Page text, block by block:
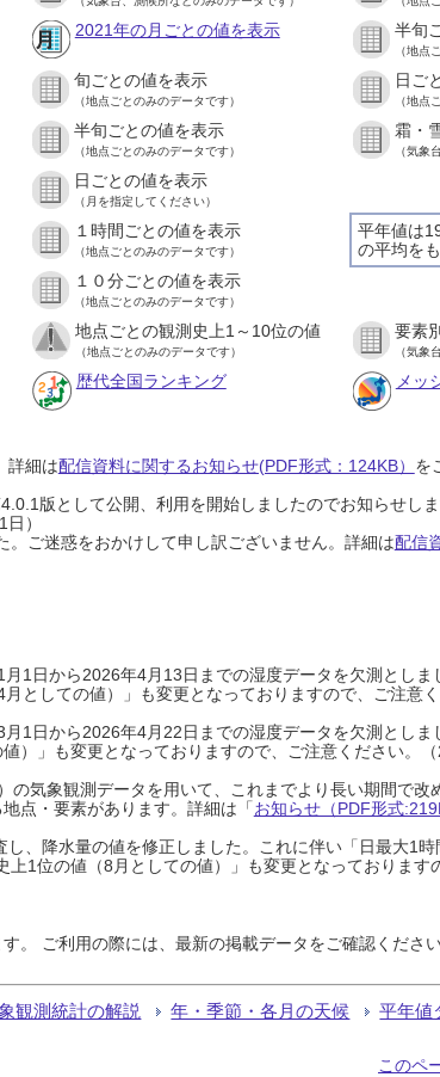
2021年の月ごとの値を表示 半旬
（地点
旬ごとの値を表示
（地点ごとのみのデータです）
日ご
（地点
半旬ごとの値を表示
（地点ごとのみのデータです）
霜・
（気象
日ごとの値を表示
（月を指定してください）
平年値は
の平均を
１時間ごとの値を表示
（地点ごとのみのデータです）
１０分ごとの値を表示
（地点ごとのみのデータです）
地点ごとの観測史上1～10位の値
（地点ごとのみのデータです）
要素
（気象
歴代全国ランキング メッ
詳細は配信資料に関するお知らせ(PDF形式：124KB） を
版として公開、利用を開始しましたのでお知らせし
）
ご迷惑をおかけして申し訳ございません。詳細は配信
1日から2026年4月13日までの湿度データを欠測としま
としての値）」も変更となっておりますので、ご注意く
1日から2026年4月22日までの湿度データを欠測としま
）」も変更となっておりますので、ご注意ください。
気象観測データを用いて、これまでより長い期間で改
点・要素があります。詳細は「お知らせ（PDF形式
、降水量の値を修正しました。これに伴い「日最大1時
1位の値（8月としての値）」も変更となっております
。 ご利用の際には、最新の掲載データをご確認くださ
観測統計の解説 年・季節・各月の天候 平年値
このペ